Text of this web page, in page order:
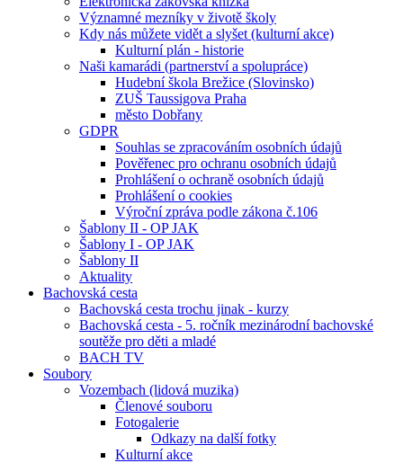
Významné mezníky v životě školy
Kdy nás můžete vidět a slyšet (kulturní akce)
Kulturní plán - historie
Naši kamarádi (partnerství a spolupráce)
Hudební škola Brežice (Slovinsko)
ZUŠ Taussigova Praha
město Dobřany
GDPR
Souhlas se zpracováním osobních údajů
Pověřenec pro ochranu osobních údajů
Prohlášení o ochraně osobních údajů
Prohlášení o cookies
Výroční zpráva podle zákona č.106
Šablony II - OP JAK
Šablony I - OP JAK
Šablony II
Aktuality
Bachovská cesta
Bachovská cesta trochu jinak - kurzy
Bachovská cesta - 5. ročník mezinárodní bachovské
soutěže pro děti a mladé
BACH TV
Soubory
Vozembach (lidová muzika)
Členové souboru
Fotogalerie
Odkazy na další fotky
Kulturní akce